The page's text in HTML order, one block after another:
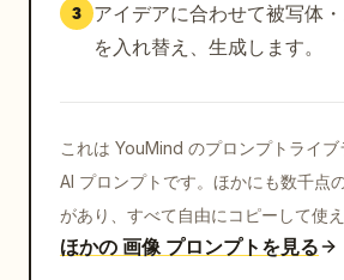
3
アイデアに合わせて被写体
を入れ替え、生成します。
これは YouMind のプロンプトライ
AI プロンプトです。ほかにも数千点
があり、すべて自由にコピーして使え
ほかの 画像 プロンプトを見る